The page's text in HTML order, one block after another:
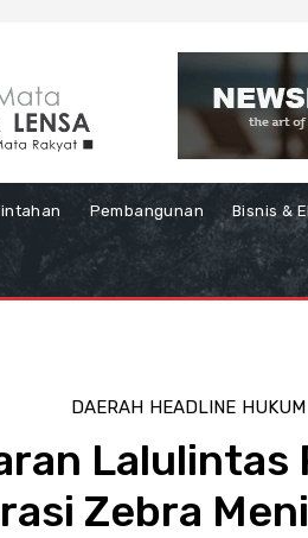
Pembangunan Bisnis &
DAERAH HEADLINE HUKUM
Lalulintas
Zebra